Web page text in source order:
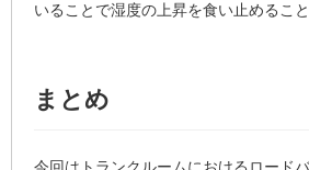
いることで湿度の上昇を食い止めること
まとめ